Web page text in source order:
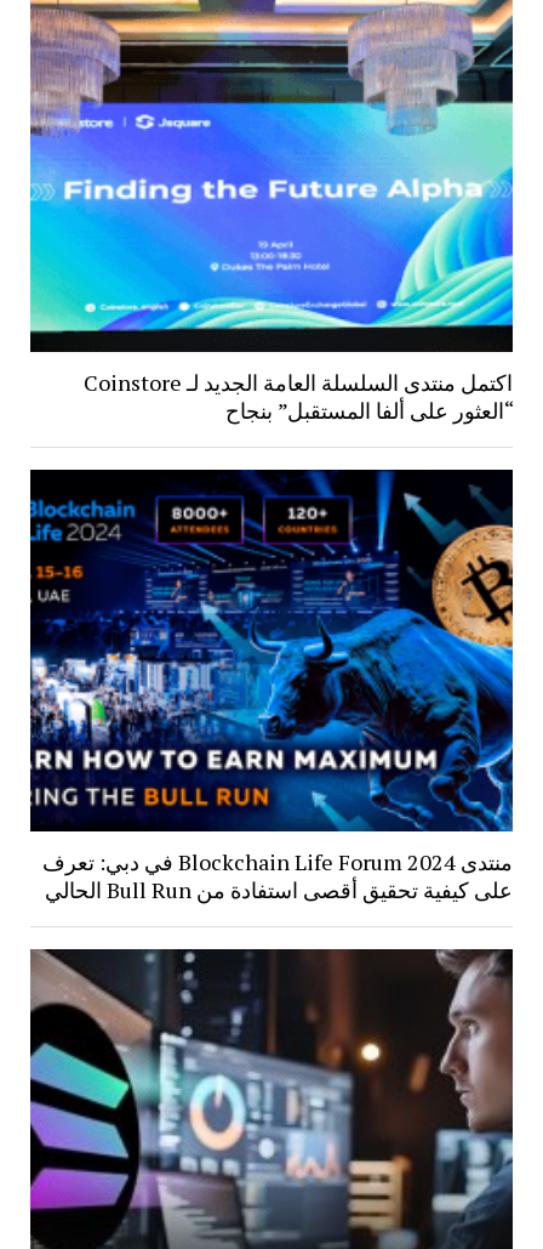
اكتمل منتدى السلسلة العامة الجديد لـ Coinstore
“العثور على ألفا المستقبل” بنجاح
منتدى Blockchain Life Forum 2024 في دبي: تعرف
على كيفية تحقيق أقصى استفادة من Bull Run الحالي